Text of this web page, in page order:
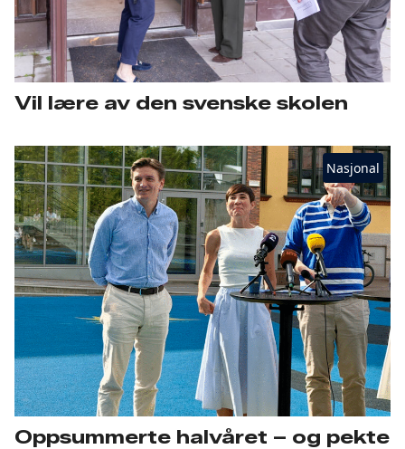
Vil lære av den svenske skolen
Nasjonal
Oppsummerte halvåret – og pekte